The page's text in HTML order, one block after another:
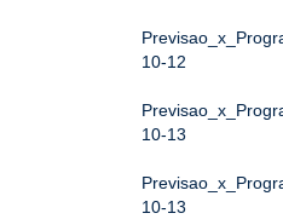
10-12
10-13
10-13